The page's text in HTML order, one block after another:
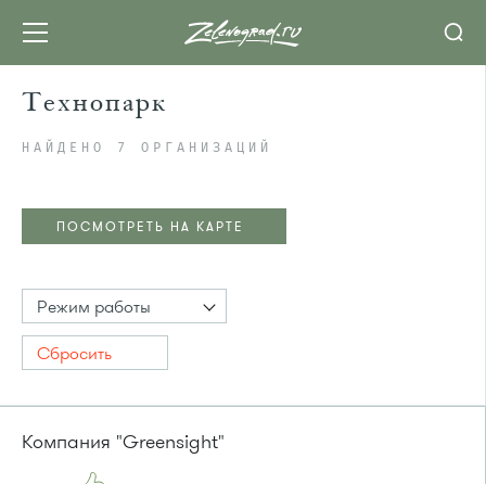
Технопарк
НАЙДЕНО 7 ОРГАНИЗАЦИЙ
ПОСМОТРЕТЬ НА КАРТЕ
Режим работы
Сбросить
Компания "Greensight"